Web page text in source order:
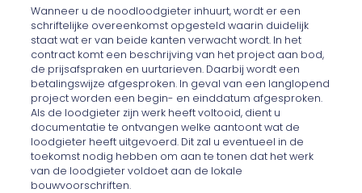
Wanneer u de noodloodgieter inhuurt, wordt er een
schriftelijke overeenkomst opgesteld waarin duidelijk
staat wat er van beide kanten verwacht wordt. In het
contract komt een beschrijving van het project aan bod,
de prijsafspraken en uurtarieven. Daarbij wordt een
betalingswijze afgesproken. In geval van een langlopend
project worden een begin- en einddatum afgesproken.
Als de loodgieter zijn werk heeft voltooid, dient u
documentatie te ontvangen welke aantoont wat de
loodgieter heeft uitgevoerd. Dit zal u eventueel in de
toekomst nodig hebben om aan te tonen dat het werk
van de loodgieter voldoet aan de lokale
bouwvoorschriften.